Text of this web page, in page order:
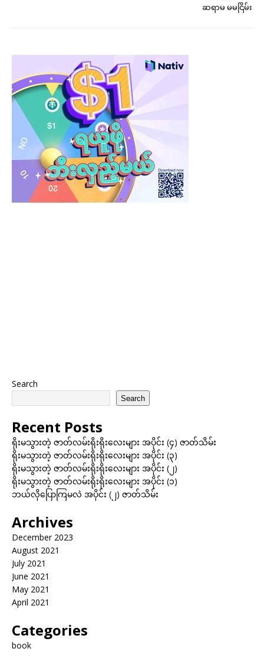
ဆရာမ မမငြိမ်း
Search
Search
Recent Posts
ရိုးမသွားတဲ့ ဇာတ်လမ်းရိုးရိုးလေးများ အပိုင်း (၄) ဇာတ်သိမ်း
ရိုးမသွားတဲ့ ဇာတ်လမ်းရိုးရိုးလေးများ အပိုင်း (၃)
ရိုးမသွားတဲ့ ဇာတ်လမ်းရိုးရိုးလေးများ အပိုင်း (၂)
ရိုးမသွားတဲ့ ဇာတ်လမ်းရိုးရိုးလေးများ အပိုင်း (၁)
ဘယ်လိုပြောကြမလဲ အပိုင်း (၂) ဇာတ်သိမ်း
Archives
December 2023
August 2021
July 2021
June 2021
May 2021
April 2021
Categories
book